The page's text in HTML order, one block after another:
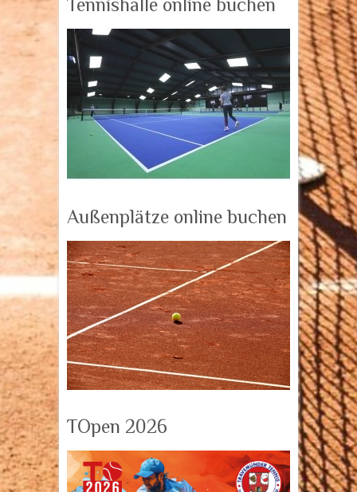
Tennishalle online buchen
Außenplätze online buchen
TOpen 2026